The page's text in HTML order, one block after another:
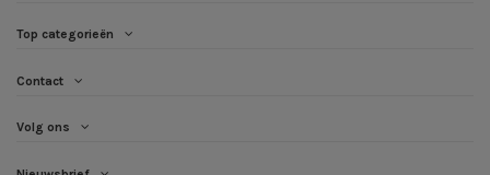
Top categorieën
Contact
Volg ons